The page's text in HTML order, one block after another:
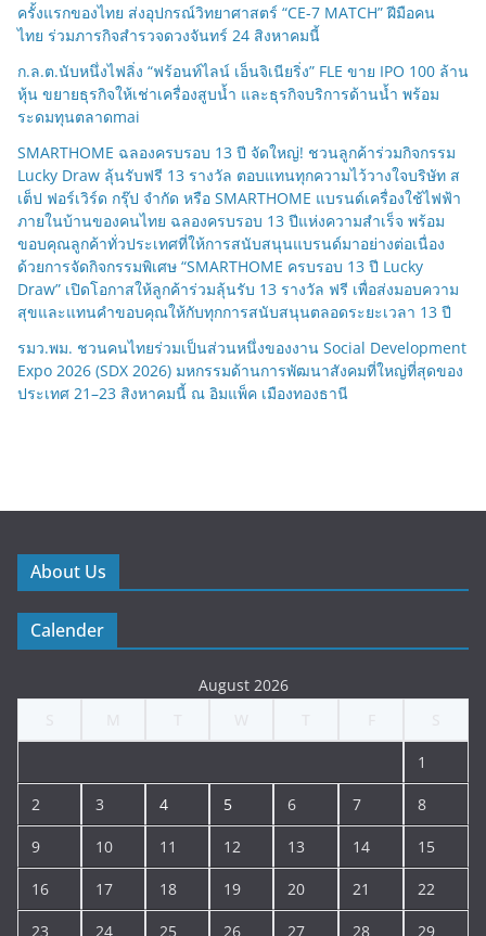
ครั้งแรกของไทย ส่งอุปกรณ์วิทยาศาสตร์ “CE-7 MATCH” ฝีมือคน
ไทย ร่วมภารกิจสำรวจดวงจันทร์ 24 สิงหาคมนี้
ก.ล.ต.นับหนึ่งไฟลิ่ง “ฟร้อนท์ไลน์ เอ็นจิเนียริ่ง” FLE ขาย IPO 100 ล้าน
หุ้น ขยายธุรกิจให้เช่าเครื่องสูบน้ำ และธุรกิจบริการด้านน้ำ พร้อม
ระดมทุนตลาดmai
SMARTHOME ฉลองครบรอบ 13 ปี จัดใหญ่! ชวนลูกค้าร่วมกิจกรรม
Lucky Draw ลุ้นรับฟรี 13 รางวัล ตอบแทนทุกความไว้วางใจบริษัท ส
เต็ป ฟอร์เวิร์ด กรุ๊ป จำกัด หรือ SMARTHOME แบรนด์เครื่องใช้ไฟฟ้า
ภายในบ้านของคนไทย ฉลองครบรอบ 13 ปีแห่งความสำเร็จ พร้อม
ขอบคุณลูกค้าทั่วประเทศที่ให้การสนับสนุนแบรนด์มาอย่างต่อเนื่อง
ด้วยการจัดกิจกรรมพิเศษ “SMARTHOME ครบรอบ 13 ปี Lucky
Draw” เปิดโอกาสให้ลูกค้าร่วมลุ้นรับ 13 รางวัล ฟรี เพื่อส่งมอบความ
สุขและแทนคำขอบคุณให้กับทุกการสนับสนุนตลอดระยะเวลา 13 ปี
รมว.พม. ชวนคนไทยร่วมเป็นส่วนหนึ่งของงาน Social Development
Expo 2026 (SDX 2026) มหกรรมด้านการพัฒนาสังคมที่ใหญ่ที่สุดของ
ประเทศ 21–23 สิงหาคมนี้ ณ อิมแพ็ค เมืองทองธานี
About Us
Calender
August 2026
1
2 3 4 5 6 7 8
9 10 11 12 13 14 15
16 17 18 19 20 21 22
23 24 25 26 27 28 29